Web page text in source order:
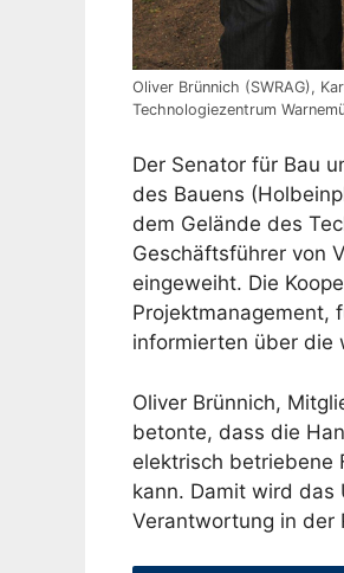
Oliver Brünnich (SWRAG),
Technologiezentrum
Der Senator für Bau
des Bauens
dem Gelände des
Geschäftsführer von
eingeweiht. Die
Projektmanagement,
informierten über die
Oliver Brünnich,
betonte, dass die
elektrisch betriebene
kann. Damit wird das
Verantwortung in der